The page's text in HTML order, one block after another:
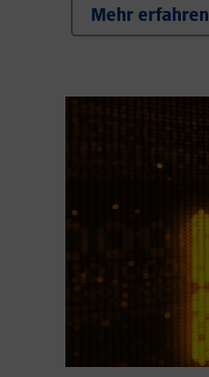
Mehr erfahren